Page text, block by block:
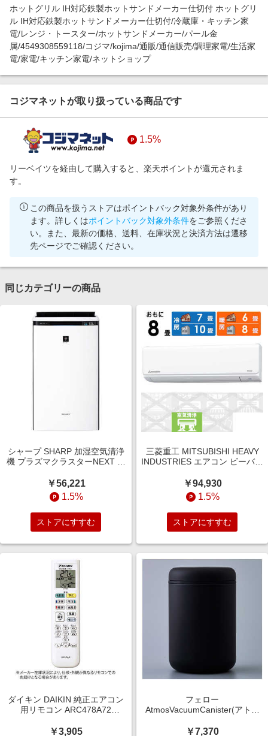
デジタルコンテンツ
ビジネス・その他サービス
週末の高還元 夏の長期版
ホットグリル IH対応鉄製ホットサンドメーカー仕切付 ホットグリ
ル IH対応鉄製ホットサンドメーカー仕切付/冷蔵庫・キッチン家
電/レンジ・トースター/ホットサンドメーカー/パール金
属/4549308559118/コジマ/kojima/通販/通信販売/調理家電/生活家
電/家電/キッチン家電/ネットショップ
コジマネットが取り扱っている商品です
1.5%
リーベイツを経由して購入すると、楽天ポイントが還元されま
す。
この商品を扱うストアはポイントバック対象外条件があり
ます。詳しくはポイントバック対象外条件をご参照くださ
い。また、最新の価格、送料、在庫状況と決済方法は遷移
先ページでご確認ください。
同じカテゴリーの商品
シャープ SHARP 加湿空気清浄
機 プラズマクラスターNEXT 空
安 ホワイト系 KI-UX70-W
￥56,221
1.5%
ストアにすすむ
三菱重工 MITSUBISHI HEAVY
INDUSTRIES エアコン ビーバー
用 スノーホワイト SRK2525T-
W
￥94,930
1.5%
ストアにすすむ
ダイキン DAIKIN 純正エアコン
用リモコン ARC478A72
￥3,905
フェロー
AtmosVacuumCanister(アトモ
ック 7472
￥7,370